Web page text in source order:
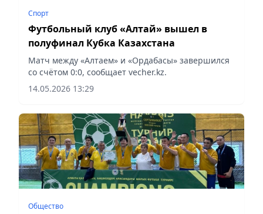
Спорт
Футбольный клуб «Алтай» вышел в
полуфинал Кубка Казахстана
Матч между «Алтаем» и «Ордабасы» завершился
со счётом 0:0, сообщает vecher.kz.
14.05.2026 13:29
Общество